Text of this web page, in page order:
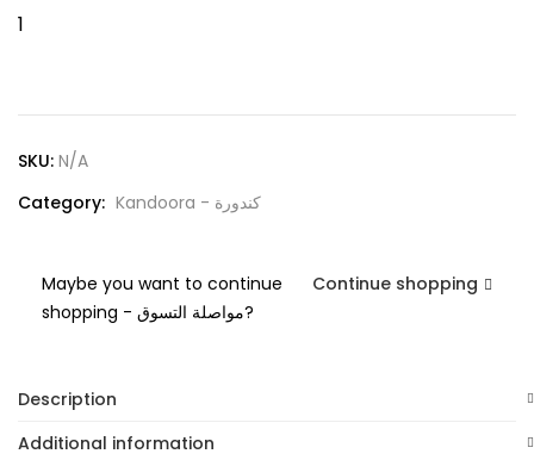
KANDORA
ABADI,EMARATI,KUWAITI,BAHRAINI,QATRI,SAUDI&OMANI
WHITE&COLORS
لخياطة
جميع
والاماراتي
والكويتي
SKU: N/A
Category:
Kandoora - كندورة
Continue shopping
Maybe you want to continue
shopping - مواصلة التسوق?
Description
Additional information